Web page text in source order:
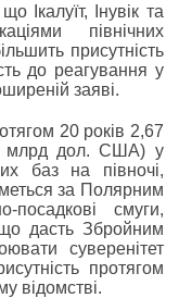
Ікалуїт, Інувік та
північних
присутність
до реагування у
заяві.
20 років 2,67
млрд дол. США) у
баз на півночі,
за Полярним
посадкові смуги,
що дасть Збройним
суверенітет
протягом
відомстві.